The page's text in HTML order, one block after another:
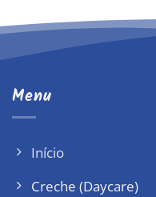
Menu
Início
Creche (Daycare)